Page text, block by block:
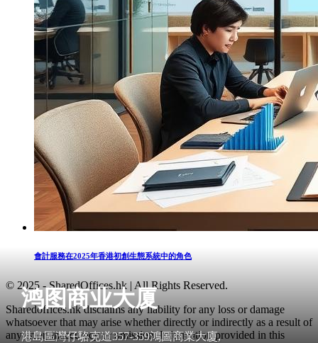
鸿图商业大厦
港島區灣仔駱克道357-359鴻圖商業大廈,
會計服務在2025年香港初創生態系統中的角色
© 2025 - SharedOffices.hk | All Rights Reserved.
Sharedoffices.hk disclaims any liability for any loss or damage
whatsoever that may arise whether directly or indirectly as a result of
any error, inaccuracy or omission. Information provided in this